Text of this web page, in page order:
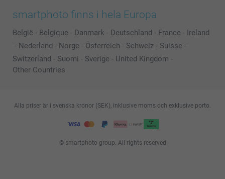
smartphoto finns i hela Europa
België - Belgique - Danmark - Deutschland - France - Ireland
- Nederland - Norge - Österreich - Schweiz - Suisse -
Switzerland - Suomi - Sverige - United Kingdom -
Other Countries
© smartphoto group. All rights reserved
Alla priser är i svenska kronor (SEK), inklusive moms och exklusive porto.